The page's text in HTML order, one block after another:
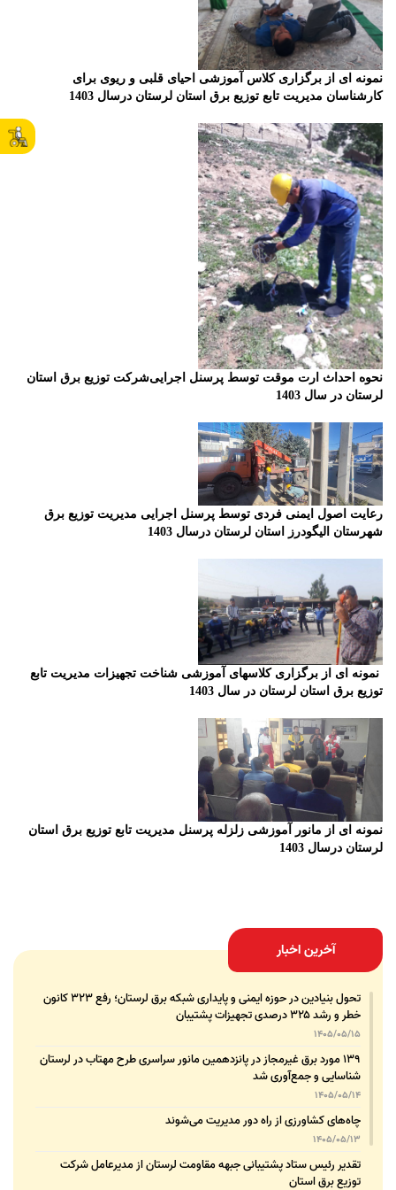
نمونه ای از برگزاری کلاس آموزشی احیای قلبی و ریوی برای
کارشناسان مدیریت تابع توزیع برق استان لرستان درسال 1403
نحوه احداث ارت موقت توسط پرسنل اجراییشرکت توزیع برق استان
لرستان در سال 1403
رعایت اصول ایمنی فردی توسط پرسنل اجرایی مدیریت توزیع برق
شهرستان الیگودرز استان لرستان درسال 1403
نمونه ای از برگزاری کلاسهای آموزشی شناخت تجهیزات مدیریت تابع
توزیع برق استان لرستان در سال 1403
نمونه ای از مانور آموزشی زلزله پرسنل مدیریت تابع توزیع برق استان
لرستان درسال 1403
آخرین اخبار
تحول بنیادین در حوزه ایمنی و پایداری شبکه برق لرستان؛ رفع ۳۲۳ کانون
خطر و رشد ۳۲۵ درصدی تجهیزات پشتیبان
1405/05/15
۱۳۹ مورد برق غیرمجاز در پانزدهمین مانور سراسری طرح مهتاب در لرستان
شناسایی و جمع‌آوری شد
1405/05/14
چاه‌های کشاورزی از راه دور مدیریت می‌شوند
1405/05/13
تقدیر رئیس ستاد پشتیبانی جبهه مقاومت لرستان از مدیرعامل شرکت
توزیع برق استان